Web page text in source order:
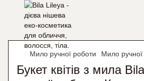
Мило ручної роботи Мило
Букет квітів з мила